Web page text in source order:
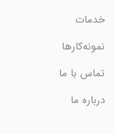
خدمات
نمونه‌کارها
تماس با ما
درباره ما